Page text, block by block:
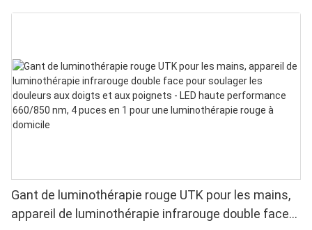
Gant de luminothérapie rouge UTK pour les mains,
appareil de luminothérapie infrarouge double face